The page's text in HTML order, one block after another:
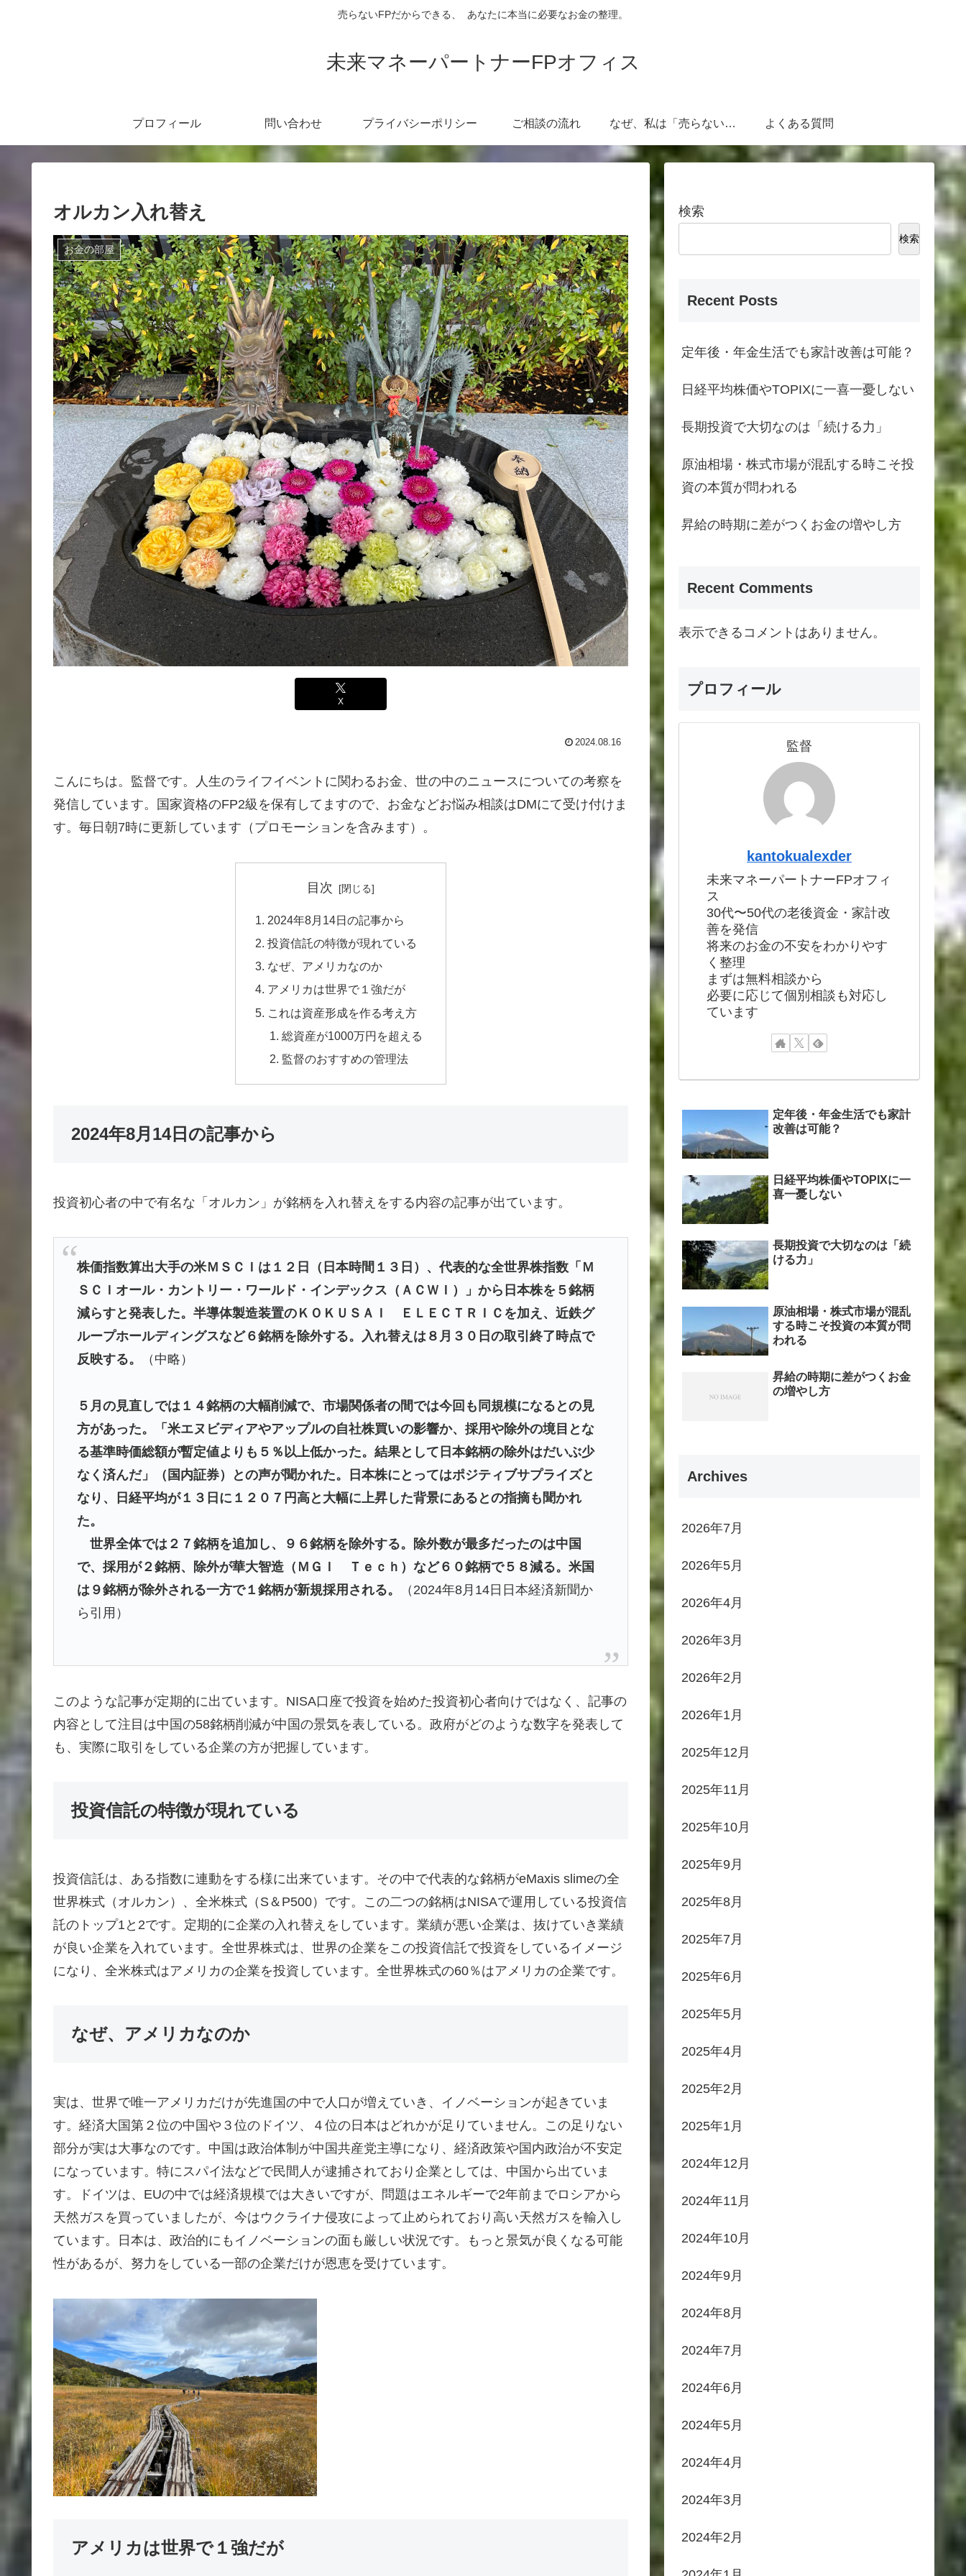
売らないFPだからできる、 あなたに本当に必要なお金の整理。
未来マネーパートナーFPオフィス
プロフィール 問い合わせ プライバシーポリシー ご相談の流れ なぜ、私は「売らないFP」なのか よくある質問
オルカン入れ替え
お金の部屋
X
2024.08.16
こんにちは。監督です。人生のライフイベントに関わるお金、世の中のニュースについての考察を
発信しています。国家資格のFP2級を保有してますので、お金などお悩み相談はDMにて受け付けま
す。毎日朝7時に更新しています（プロモーションを含みます）。
目次
2024年8月14日の記事から
投資信託の特徴が現れている
なぜ、アメリカなのか
アメリカは世界で１強だが
これは資産形成を作る考え方
総資産が1000万円を超える
監督のおすすめの管理法
2024年8月14日の記事から
投資初心者の中で有名な「オルカン」が銘柄を入れ替えをする内容の記事が出ています。
株価指数算出大手の米ＭＳＣＩは１２日（日本時間１３日）、代表的な全世界株指数「Ｍ
ＳＣＩオール・カントリー・ワールド・インデックス（ＡＣＷＩ）」から日本株を５銘柄
減らすと発表した。半導体製造装置のＫＯＫＵＳＡＩ ＥＬＥＣＴＲＩＣを加え、近鉄グ
ループホールディングスなど６銘柄を除外する。入れ替えは８月３０日の取引終了時点で
反映する。
（中略）
５月の見直しでは１４銘柄の大幅削減で、市場関係者の間では今回も同規模になるとの見
方があった。「米エヌビディアやアップルの自社株買いの影響か、採用や除外の境目とな
る基準時価総額が暫定値よりも５％以上低かった。結果として日本銘柄の除外はだいぶ少
なく済んだ」（国内証券）との声が聞かれた。日本株にとってはポジティブサプライズと
なり、日経平均が１３日に１２０７円高と大幅に上昇した背景にあるとの指摘も聞かれ
た。
世界全体では２７銘柄を追加し、９６銘柄を除外する。除外数が最多だったのは中国
で、採用が２銘柄、除外が華大智造（ＭＧＩ Ｔｅｃｈ）など６０銘柄で５８減る。米国
は９銘柄が除外される一方で１銘柄が新規採用される。
（2024年8月14日日本経済新聞か
ら引用）
このような記事が定期的に出ています。NISA口座で投資を始めた投資初心者向けではなく、記事の
内容として注目は中国の58銘柄削減が中国の景気を表している。政府がどのような数字を発表して
も、実際に取引をしている企業の方が把握しています。
投資信託の特徴が現れている
投資信託は、ある指数に連動をする様に出来ています。その中で代表的な銘柄がeMaxis slimeの全
世界株式（オルカン）、全米株式（S＆P500）です。この二つの銘柄はNISAで運用している投資信
託のトップ1と2です。定期的に企業の入れ替えをしています。業績が悪い企業は、抜けていき業績
が良い企業を入れています。全世界株式は、世界の企業をこの投資信託で投資をしているイメージ
になり、全米株式はアメリカの企業を投資しています。全世界株式の60％はアメリカの企業です。
なぜ、アメリカなのか
実は、世界で唯一アメリカだけが先進国の中で人口が増えていき、イノベーションが起きていま
す。経済大国第２位の中国や３位のドイツ、４位の日本はどれかが足りていません。この足りない
部分が実は大事なのです。中国は政治体制が中国共産党主導になり、経済政策や国内政治が不安定
になっています。特にスパイ法などで民間人が逮捕されており企業としては、中国から出ていま
す。ドイツは、EUの中では経済規模では大きいですが、問題はエネルギーで2年前までロシアから
天然ガスを買っていましたが、今はウクライナ侵攻によって止められており高い天然ガスを輸入し
ています。日本は、政治的にもイノベーションの面も厳しい状況です。もっと景気が良くなる可能
性があるが、努力をしている一部の企業だけが恩恵を受けています。
アメリカは世界で１強だが
検索
検索
Recent Posts
定年後・年金生活でも家計改善は可能？
日経平均株価やTOPIXに一喜一憂しない
長期投資で大切なのは「続ける力」
原油相場・株式市場が混乱する時こそ投
資の本質が問われる
昇給の時期に差がつくお金の増やし方
Recent Comments
表示できるコメントはありません。
プロフィール
監督
kantokualexder
未来マネーパートナーFPオフィ
ス
30代〜50代の老後資金・家計改
善を発信
将来のお金の不安をわかりやす
く整理
まずは無料相談から
必要に応じて個別相談も対応し
ています
定年後・年金生活でも家計
改善は可能？
日経平均株価やTOPIXに一
喜一憂しない
長期投資で大切なのは「続
ける力」
原油相場・株式市場が混乱
する時こそ投資の本質が問
われる
昇給の時期に差がつくお金
の増やし方
Archives
2026年7月
2026年5月
2026年4月
2026年3月
2026年2月
2026年1月
2025年12月
2025年11月
2025年10月
2025年9月
2025年8月
2025年7月
2025年6月
2025年5月
2025年4月
2025年2月
2025年1月
2024年12月
2024年11月
2024年10月
2024年9月
2024年8月
2024年7月
2024年6月
2024年5月
2024年4月
2024年3月
2024年2月